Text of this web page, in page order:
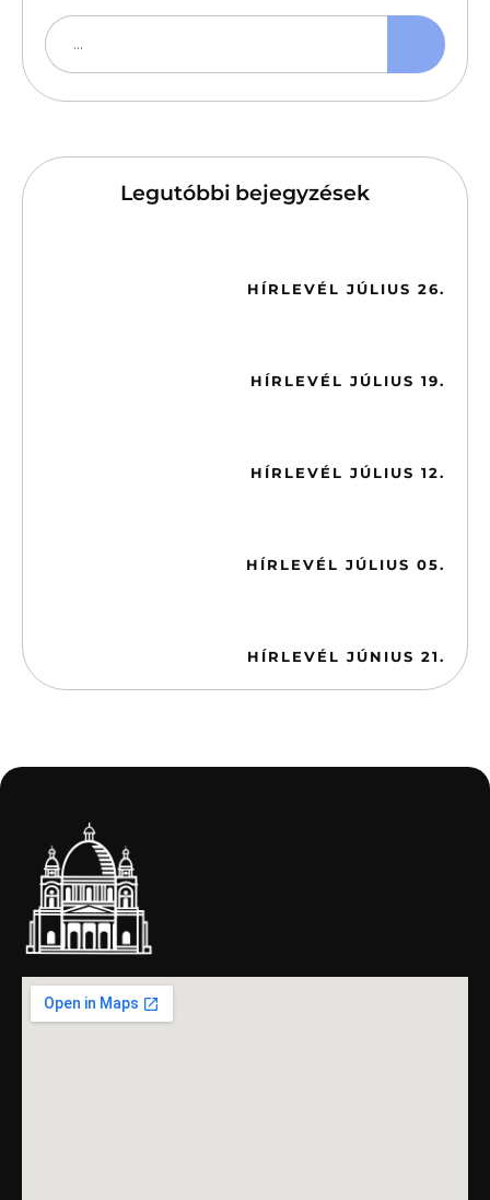
Legutóbbi bejegyzések
HÍRLEVÉL JÚLIUS 26.
HÍRLEVÉL JÚLIUS 19.
HÍRLEVÉL JÚLIUS 12.
HÍRLEVÉL JÚLIUS 05.
HÍRLEVÉL JÚNIUS 21.